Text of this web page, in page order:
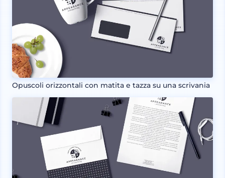
Opuscoli orizzontali con matita e tazza su una scrivania